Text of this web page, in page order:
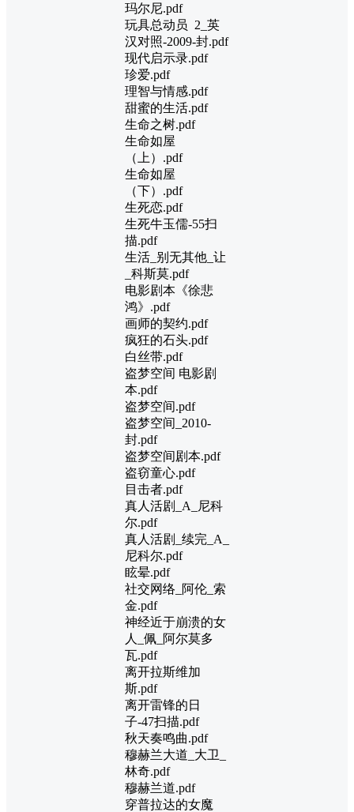
玛尔尼.pdf
玩具总动员 2_英
汉对照-2009-封.pdf
现代启示录.pdf
珍爱.pdf
理智与情感.pdf
甜蜜的生活.pdf
生命之树.pdf
生命如屋
（上）.pdf
生命如屋
（下）.pdf
生死恋.pdf
生死牛玉儒-55扫
描.pdf
生活_别无其他_让
_科斯莫.pdf
电影剧本《徐悲
鸿》.pdf
画师的契约.pdf
疯狂的石头.pdf
白丝带.pdf
盗梦空间 电影剧
本.pdf
盗梦空间.pdf
盗梦空间_2010-
封.pdf
盗梦空间剧本.pdf
盗窃童心.pdf
目击者.pdf
真人活剧_A_尼科
尔.pdf
真人活剧_续完_A_
尼科尔.pdf
眩晕.pdf
社交网络_阿伦_索
金.pdf
神经近于崩溃的女
人_佩_阿尔莫多
瓦.pdf
离开拉斯维加
斯.pdf
离开雷锋的日
子-47扫描.pdf
秋天奏鸣曲.pdf
穆赫兰大道_大卫_
林奇.pdf
穆赫兰道.pdf
穿普拉达的女魔